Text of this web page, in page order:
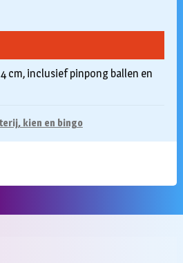
cm, inclusief pinpong ballen en
kien en bingo